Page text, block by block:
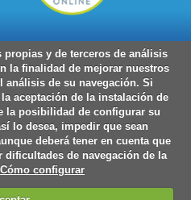
y de terceros de análisis
la finalidad de mejorar nuestros
análisis de su navegación. Si
aceptación de la instalación de
la posibilidad de configurar su
lo desea, impedir que sean
deberá tener en cuenta que
de navegación de la
Cómo configurar